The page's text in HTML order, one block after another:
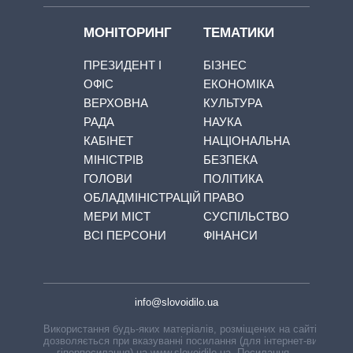
МОНІТОРИНГ
ПРЕЗИДЕНТ І
ОФІС
ВЕРХОВНА
РАДА
КАБІНЕТ
МІНІСТРІВ
ГОЛОВИ
ОБЛАДМІНІСТРАЦІЙ
МЕРИ МІСТ
ВСІ ПЕРСОНИ
ТЕМАТИКИ
БІЗНЕС
ЕКОНОМІКА
КУЛЬТУРА
НАУКА
НАЦІОНАЛЬНА
БЕЗПЕКА
ПОЛІТИКА
ПРАВО
СУСПІЛЬСТВО
ФІНАНСИ
info@slovoidilo.ua
Використання будь-яких матеріалів, розміщених на сайті,
дозволяється при вказуванні посилання (для інтернет-видань